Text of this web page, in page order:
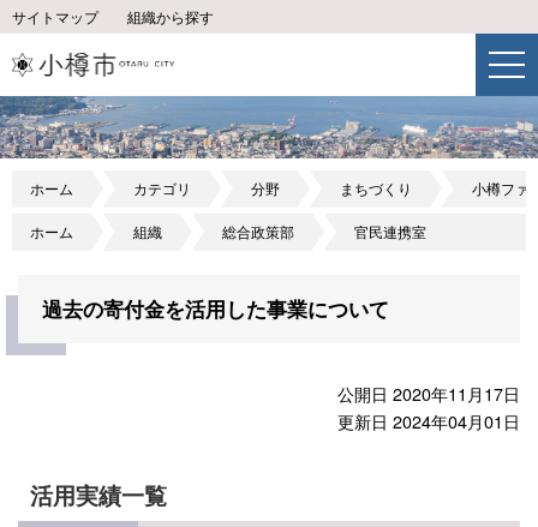
サイトマップ 組織から探す
ホーム カテゴリ 分野 まちづくり 小樽ファ
ホーム 組織 総合政策部 官民連携室
過去の寄付金を活用した事業について
公開日 2020年11月17日
更新日 2024年04月01日
活用実績一覧